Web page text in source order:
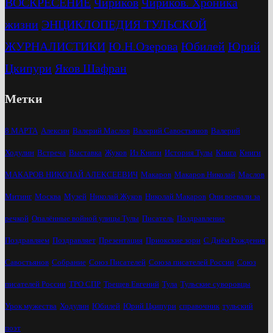
жизни ЭНЦИКЛОПЕДИЯ ТУЛЬСКОЙ
ЖУРНАЛИСТИКИ Ю.Н.Озерова Юбилей Юрий
Цкипури Яков Шафран
Метки
8 МАРТА Алексин Валерий Маслов Валерий Савостьянов Валерий
Ходулин Встреча Выставка Жуков Из Книги История Тулы Книга Книги
МАКАРОВ НИКОЛАЙ АЛЕКСЕЕВИЧ Макаров Макаров Николай Маслов
Митинг Москва Музей Николай Жуков Николай Макаров Они воевали за
речкой Опалённые войной улицы Тулы Писатель Поздравление
Поздравляем Поздравляет Презентация Приокские зори С Днём Рождения
Савостьянов Собрание Союз Писателей Союза писателей России Союз
писателей России ТРО СПР Трещев Евгений Тула Тульские суворовцы
Урок мужества Ходулин Юбилей Юрий Цкипури справочник тульский
поэт